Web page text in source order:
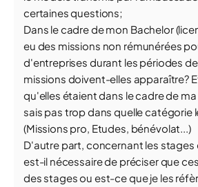
certaines questions;
Dans le cadre de mon Bachelor
eu des missions non rémunérées
d'entreprises durant les périodes
missions doivent-elles apparaître?
qu'elles étaient dans le cadre de
sais pas trop dans quelle catégorie
(Missions pro, Etudes, bénévolat...)
D'autre part, concernant les stages
est-il nécessaire de préciser que
des stages ou est-ce que je les